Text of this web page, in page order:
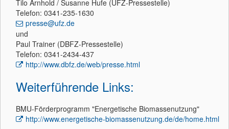
Tilo Arnhold / Susanne Hufe (UFZ-Pressestelle)
Telefon: 0341-235-1630
presse@ufz.de
und
Paul Trainer (DBFZ-Pressestelle)
Telefon: 0341-2434-437
http://www.dbfz.de/web/presse.html
Weiterführende Links:
BMU-Förderprogramm "Energetische Biomassenutzung"
http://www.energetische-biomassenutzung.de/de/home.html